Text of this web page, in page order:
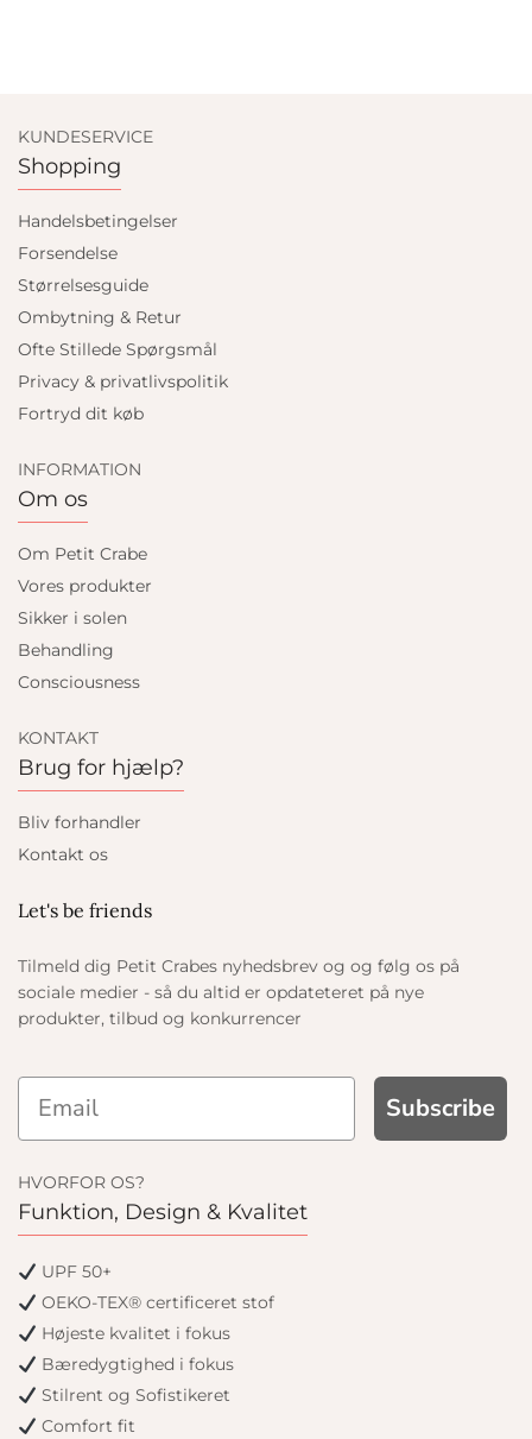
KUNDESERVICE
Shopping
Handelsbetingelser
Forsendelse
Størrelsesguide
Ombytning & Retur
Ofte Stillede Spørgsmål
Privacy & privatlivspolitik
Fortryd dit køb
INFORMATION
Om os
Om Petit Crabe
Vores produkter
Sikker i solen
Behandling
Consciousness
KONTAKT
Brug for hjælp?
Bliv forhandler
Kontakt os
Let's be friends
Tilmeld dig Petit Crabes nyhedsbrev og og følg os på
sociale medier - så du altid er opdateteret på nye
produkter, tilbud og konkurrencer
Subscribe
HVORFOR OS?
Funktion, Design & Kvalitet
UPF 50+
OEKO-TEX® certificeret stof
Højeste kvalitet i fokus
Bæredygtighed i fokus
Stilrent og Sofistikeret
Comfort fit